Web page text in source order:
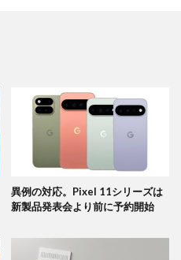
異例の対応。Pixel 11シリーズは
新製品発表会より前に予約開始